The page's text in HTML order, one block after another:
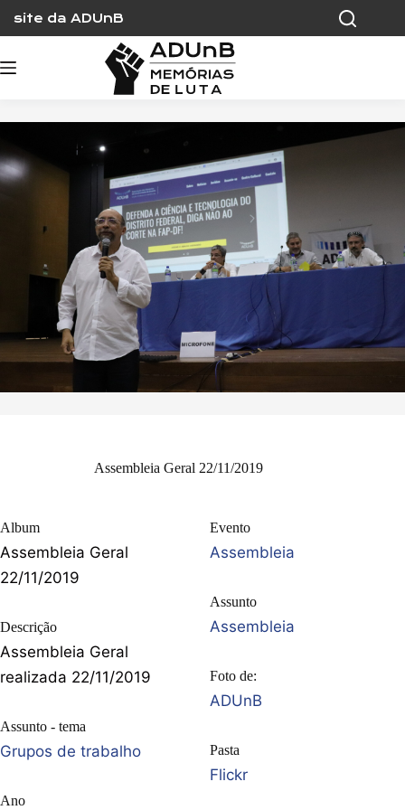
content
site da ADUnB
Assembleia Geral 22/11/2019
Album
Assembleia Geral
22/11/2019
Descrição
Assembleia Geral
realizada 22/11/2019
Assunto - tema
Grupos de trabalho
Ano
Evento
Assembleia
Assunto
Assembleia
Foto de:
ADUnB
Pasta
Flickr